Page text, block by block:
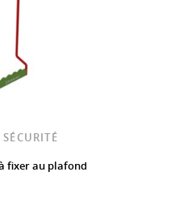
fixer au plafond